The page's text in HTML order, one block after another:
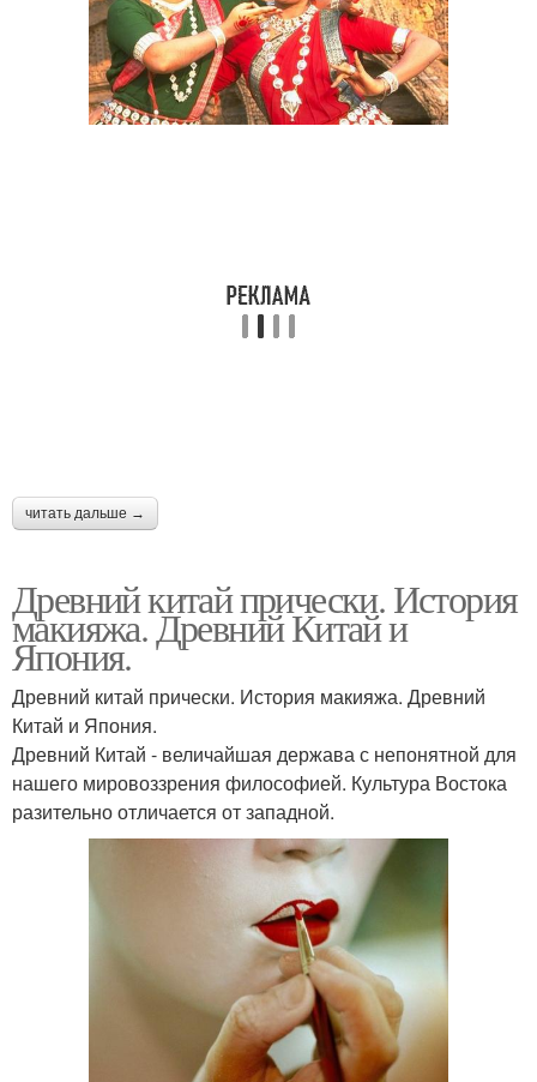
читать дальше →
Древний китай прически. История
макияжа. Древний Китай и
Япония.
Древний китай прически. История макияжа. Древний
Китай и Япония.
Древний Китай - величайшая держава с непонятной для
нашего мировоззрения философией. Культура Востока
разительно отличается от западной.